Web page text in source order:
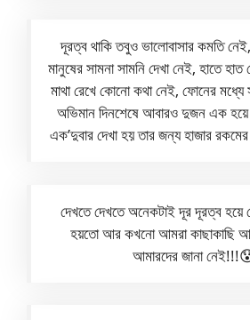
দূরত্ব থাকি তবুও ভালোবাসার কমতি
মানুষের সামনা সামনি দেখা নেই, হাতে
মাথা রেখে কোনো কথা নেই, ফোনের মধ্যে
অভিমান দিনশেষে আবারও দুজন এক হয়ে
এক’দুবার দেখা হয় তার জন্য হাজার
দেখতে দেখতে অনেকটাই দূর দূরত্ব হয়ে
হয়তো আর কখনো আমরা কাছাকাছি
আমারদের জানা